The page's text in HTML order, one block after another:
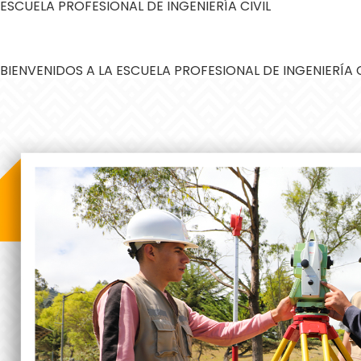
ESCUELA PROFESIONAL DE INGENIERÍA CIVIL
BIENVENIDOS A LA ESCUELA PROFESIONAL DE INGENIERÍA